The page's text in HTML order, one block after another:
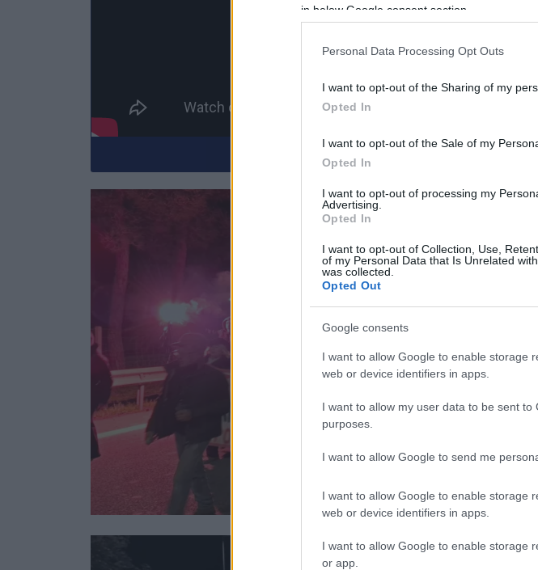
in below Google consent section.
Personal Data Processing Opt Outs
I want to opt-out of the Sharing of my
Opted In
I want to opt-out of the Sale of my
Opted In
I want to opt-out of processing my
Advertising.
Opted In
I want to opt-out of Collection, Use,
of my Personal Data that Is Unrelated
was collected.
Opted Out
Google consents
I want to allow Google to enable storage
web or device identifiers in apps.
I want to allow my user data to be sent to
purposes.
I want to allow Google to send me
I want to allow Google to enable storage
web or device identifiers in apps.
I want to allow Google to enable storage
or app.
Pelop για περισσότερα videos